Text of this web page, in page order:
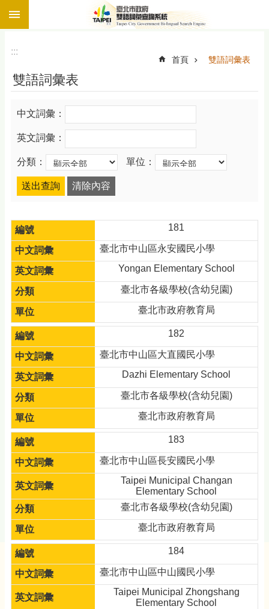
跳到主要內容區塊
:::
首頁 雙語詞彙表
雙語詞彙表
中文詞彙：
英文詞彙：
分類： 單位：
181
臺北市中山區永安國民小學
Yongan Elementary School
臺北市各級學校(含幼兒園)
臺北市政府教育局
182
臺北市中山區大直國民小學
Dazhi Elementary School
臺北市各級學校(含幼兒園)
臺北市政府教育局
183
臺北市中山區長安國民小學
Taipei Municipal Changan
Elementary School
臺北市各級學校(含幼兒園)
臺北市政府教育局
184
臺北市中山區中山國民小學
Taipei Municipal Zhongshang
Elementary School